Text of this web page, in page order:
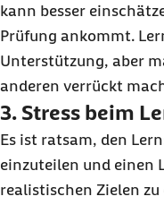
kann besser
Prüfung ankommt.
Unterstützung, aber
anderen verrückt
3. Stress beim
Es ist ratsam, den
einzuteilen und einen
realistischen Zielen